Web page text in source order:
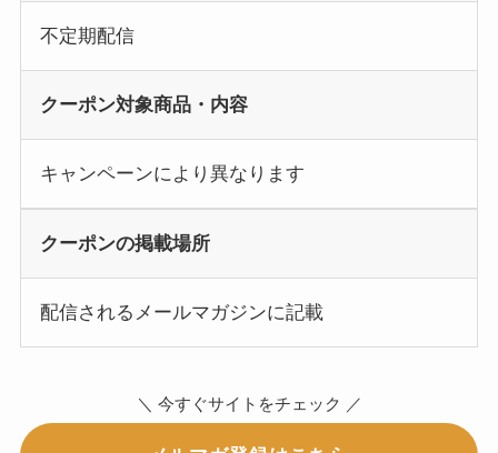
不定期配信
クーポン対象商品・内容
キャンペーンにより異なります
クーポンの掲載場所
配信されるメールマガジンに記載
＼ 今すぐサイトをチェック ／